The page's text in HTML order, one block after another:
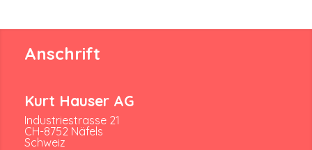
Anschrift
Kurt Hauser AG
Industriestrasse 21
CH-8752 Näfels
Schweiz